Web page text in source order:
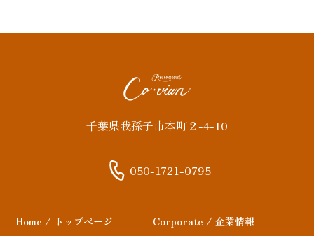
千葉県我孫子市本町２-4-10
050-1721-0795
Home / トップページ Corporate / 企業情報